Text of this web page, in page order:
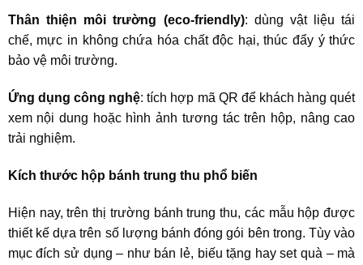
Thân thiện môi trường (eco-friendly): dùng vật liệu tái
chế, mực in không chứa hóa chất độc hại, thúc đẩy ý thức
bảo vệ môi trường.
Ứng dụng công nghệ: tích hợp mã QR để khách hàng quét
xem nội dung hoặc hình ảnh tương tác trên hộp, nâng cao
trải nghiệm.
Kích thước hộp bánh trung thu phổ biến
Hiện nay, trên thị trường bánh trung thu, các mẫu hộp được
thiết kế dựa trên số lượng bánh đóng gói bên trong. Tùy vào
mục đích sử dụng – như bán lẻ, biếu tặng hay set quà – mà